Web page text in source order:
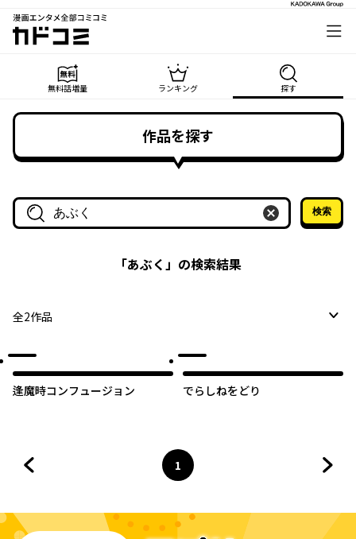
漫画エンタメ全部コミコミ
カドコミ
無料話増量 ランキング 探す
作品を探す
作品名・作家名で探す
検索
「あぶく」の検索結果
全2作品
逢魔時コンフュージョン でらしねをどり
ページ
1
へ